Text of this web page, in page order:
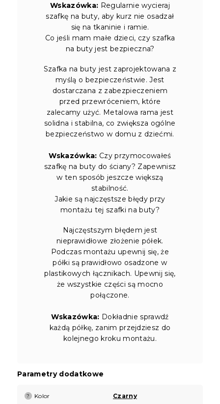
Wskazówka: Regularnie wycieraj
szafkę na buty, aby kurz nie osadzał
się na tkaninie i ramie.
Co jeśli mam małe dzieci, czy szafka
na buty jest bezpieczna?
Szafka na buty jest zaprojektowana z
myślą o bezpieczeństwie. Jest
dostarczana z zabezpieczeniem
przed przewróceniem, które
zalecamy użyć. Metalowa rama jest
solidna i stabilna, co zwiększa ogólne
bezpieczeństwo w domu z dziećmi.
Wskazówka: Czy przymocowałeś
szafkę na buty do ściany? Zapewnisz
w ten sposób jeszcze większą
stabilność.
Jakie są najczęstsze błędy przy
montażu tej szafki na buty?
Najczęstszym błędem jest
nieprawidłowe złożenie półek.
Podczas montażu upewnij się, że
półki są prawidłowo osadzone w
plastikowych łącznikach. Upewnij się,
że wszystkie części są mocno
połączone.
Wskazówka: Dokładnie sprawdź
każdą półkę, zanim przejdziesz do
kolejnego kroku montażu.
Parametry dodatkowe
? Kolor Czarny